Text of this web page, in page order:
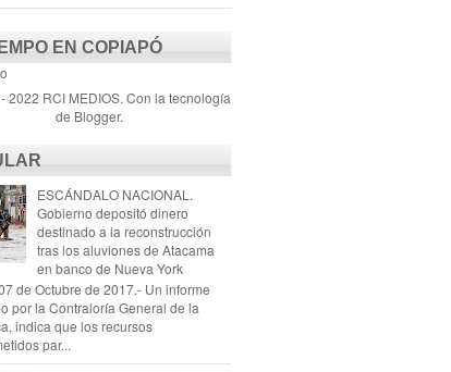
EN COPIAPÓ
2022 RCI MEDIOS. Con la tecnología
de Blogger.
ESCÁNDALO NACIONAL.
Gobierno depositó dinero
destinado a la reconstrucción
tras los aluviones de Atacama
en banco de Nueva York
de Octubre de 2017.- Un informe
por la Contraloría General de la
indica que los recursos
par...